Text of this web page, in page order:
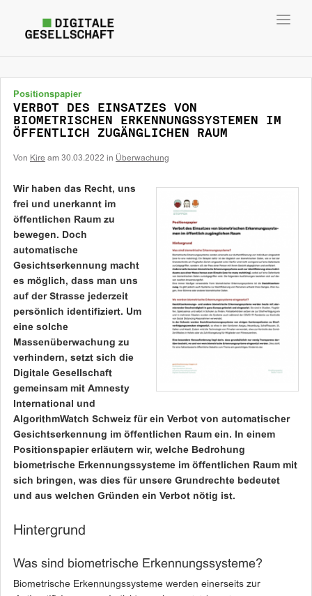
Positionspapier
VERBOT DES EINSATZES VON
BIOMETRISCHEN ERKENNUNGSSYSTEMEN IM
ÖFFENTLICH ZUGÄNGLICHEN RAUM
Von Kire am 30.03.2022 in Überwachung
Wir haben das Recht, uns
frei und unerkannt im
öffentlichen Raum zu
bewegen. Doch
automatische
Gesichtserkennung macht
es möglich, dass man uns
auf der Strasse jederzeit
persönlich identifiziert. Um
eine solche
Massenüberwachung zu
verhindern, setzt sich die
Digitale Gesellschaft
gemeinsam mit Amnesty
International und
AlgorithmWatch Schweiz für ein Verbot von automatischer
Gesichtserkennung im öffentlichen Raum ein. In einem
Positionspapier erläutern wir, welche Bedrohung
biometrische Erkennungssysteme im öffentlichen Raum mit
sich bringen, was dies für unsere Grundrechte bedeutet
und aus welchen Gründen ein Verbot nötig ist.
Hintergrund
Was sind biometrische Erkennungssysteme?
Biometrische Erkennungssysteme werden einerseits zur